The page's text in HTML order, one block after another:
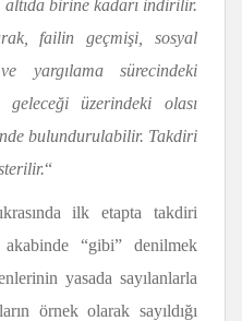
altıda birine kadarı indirilir.
failin geçmişi, sosyal
yargılama sürecindeki
geleceği üzerindeki olası
bulundurulabilir. Takdiri
“
ilk etapta takdiri
“gibi” denilmek
yasada sayılanlarla
örnek olarak sayıldığı